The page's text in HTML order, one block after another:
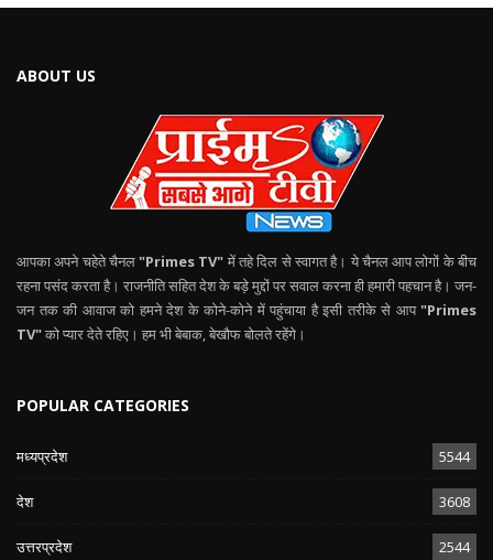
ABOUT US
आपका अपने चहेते चैनल "Primes TV" में तहे दिल से स्वागत है। ये चैनल आप लोगों के बीच
रहना पसंद करता है। राजनीति सहित देश के बड़े मुद्दों पर सवाल करना ही हमारी पहचान है। जन-
जन तक की आवाज को हमने देश के कोने-कोने में पहुंचाया है इसी तरीके से आप "Primes
TV"को प्यार देते रहिए। हम भी बेबाक, बेखौफ बोलते रहेंगे।
POPULAR CATEGORIES
मध्यप्रदेश 5544
देश 3608
उत्तरप्रदेश 2544